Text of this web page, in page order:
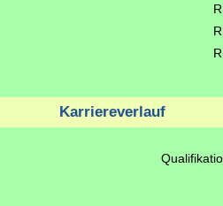
Karriereverlauf